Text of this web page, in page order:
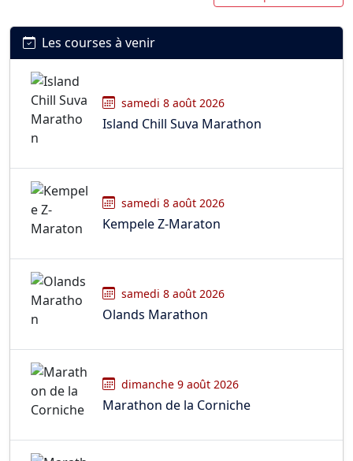
Les courses à venir
samedi 8 août 2026
Island Chill Suva Marathon
samedi 8 août 2026
Kempele Z-Maraton
samedi 8 août 2026
Olands Marathon
dimanche 9 août 2026
Marathon de la Corniche